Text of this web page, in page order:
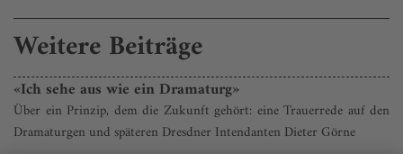
Weitere Beiträge
«Ich sehe aus wie ein Dramaturg»
Über ein Prinzip, dem die Zukunft gehört: eine Trauerrede auf den
Dramaturgen und späteren Dresdner Intendanten Dieter Görne